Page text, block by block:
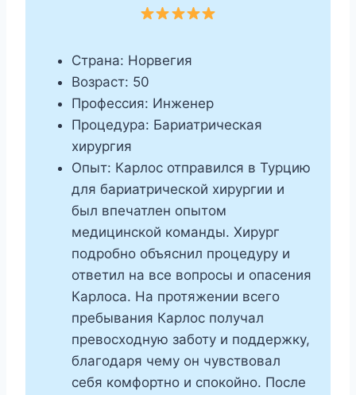
Страна: Норвегия
Возраст: 50
Профессия: Инженер
Процедура: Бариатрическая
хирургия
Опыт: Карлос отправился в Турцию
для бариатрической хирургии и
был впечатлен опытом
медицинской команды. Хирург
подробно объяснил процедуру и
ответил на все вопросы и опасения
Карлоса. На протяжении всего
пребывания Карлос получал
превосходную заботу и поддержку,
благодаря чему он чувствовал
себя комфортно и спокойно. После